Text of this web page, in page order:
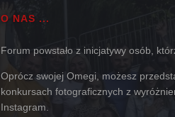
O NAS ...
Forum powstało z inicjatywy osób,
Oprócz swojej Omegi, możesz
konkursach fotograficznych z
Instagram.